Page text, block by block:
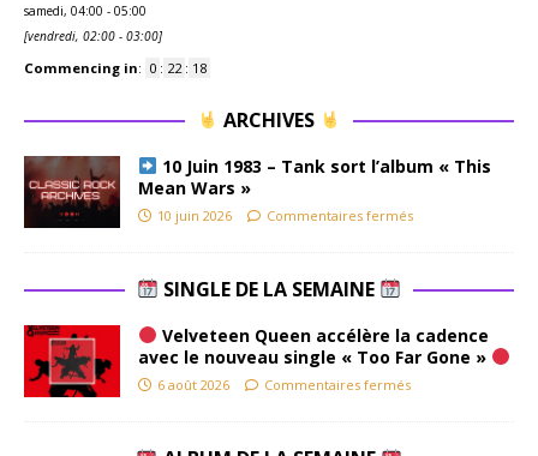
samedi, 04:00 - 05:00
[vendredi, 02:00 - 03:00]
Commencing in: 0 : 22 : 17
ARCHIVES
10 Juin 1983 – Tank sort l’album « This
Mean Wars »
10 juin 2026 Commentaires fermés
SINGLE DE LA SEMAINE
Velveteen Queen accélère la cadence
avec le nouveau single « Too Far Gone »
6 août 2026 Commentaires fermés